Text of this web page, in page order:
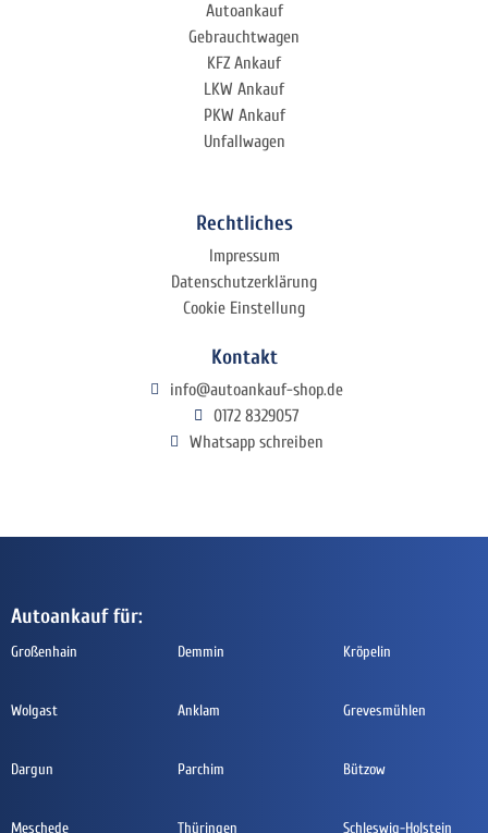
Autoankauf
Gebrauchtwagen
KFZ Ankauf
LKW Ankauf
PKW Ankauf
Unfallwagen
Rechtliches
Impressum
Datenschutzerklärung
Cookie Einstellung
Kontakt
info@autoankauf-shop.de
0172 8329057
Whatsapp schreiben
Autoankauf für:
Großenhain Demmin Kröpelin
Wolgast Anklam Grevesmühlen
Dargun Parchim Bützow
Meschede Thüringen Schleswig-Holstein